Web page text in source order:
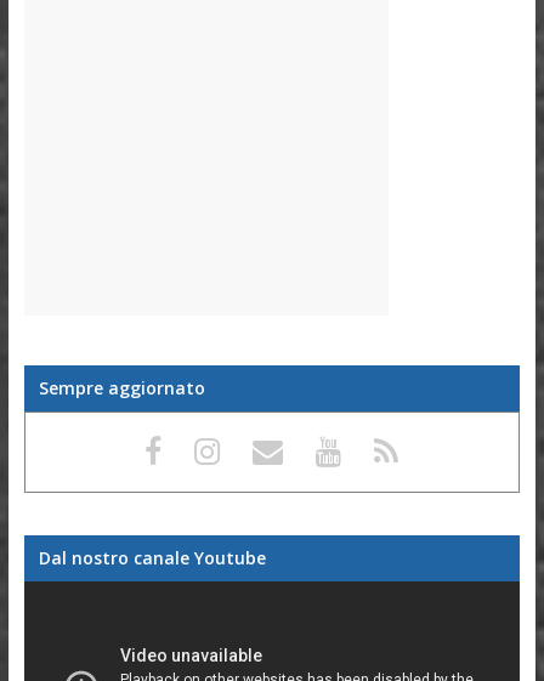
Sempre aggiornato
Dal nostro canale Youtube